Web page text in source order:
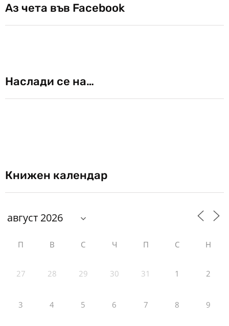
Аз чета във Facebook
Наслади се на…
Книжен календар
П В С Ч П С Н
27 28 29 30 31 1 2
3 4 5 6 7 8 9